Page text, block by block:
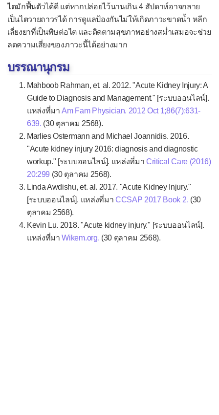
ไตมักฟื้นตัวได้ดี แต่หากปล่อยไว้นานเกิน 4 สัปดาห์อาจกลาย
เป็นไตวายถาวรได้ การดูแลป้องกันไม่ให้เกิดภาวะขาดน้ำ หลีก
เลี่ยงยาที่เป็นพิษต่อไต และติดตามสุขภาพอย่างสม่ำเสมอจะช่วย
ลดความเสี่ยงของภาวะนี้ได้อย่างมาก
บรรณานุกรม
Mahboob Rahman, et. al. 2012. "Acute Kidney Injury: A
Guide to Diagnosis and Management." [ระบบออนไลน์].
แหล่งที่มาAm Fam Physician. 2012 Oct 1;86(7):631-
639. (30 ตุลาคม 2568).
Marlies Ostermann and Michael Joannidis. 2016.
"Acute kidney injury 2016: diagnosis and diagnostic
workup." [ระบบออนไลน์]. แหล่งที่มาCritical Care (2016)
20:299 (30 ตุลาคม 2568).
Linda Awdishu, et. al. 2017. "Acute Kidney Injury."
[ระบบออนไลน์]. แหล่งที่มา CCSAP 2017 Book 2. (30
ตุลาคม 2568).
Kevin Lu. 2018. "Acute kidney injury." [ระบบออนไลน์].
แหล่งที่มาWikem.org. (30 ตุลาคม 2568).